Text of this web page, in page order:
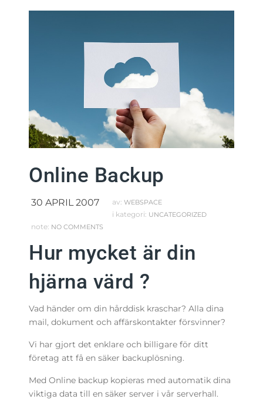
Online Backup
30 APRIL 2007 av: WEBSPACE
i kategori: UNCATEGORIZED
note: NO COMMENTS
Hur mycket är din
hjärna värd ?
Vad händer om din hårddisk kraschar? Alla dina
mail, dokument och affärskontakter försvinner?
Vi har gjort det enklare och billigare för ditt
företag att få en säker backuplösning.
Med Online backup kopieras med automatik dina
viktiga data till en säker server i vår serverhall.